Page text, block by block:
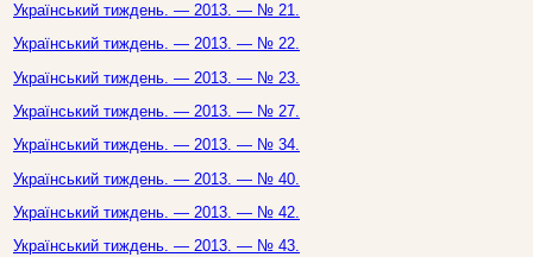
Український тиждень. — 2013. — № 21.
Український тиждень. — 2013. — № 22.
Український тиждень. — 2013. — № 23.
Український тиждень. — 2013. — № 27.
Український тиждень. — 2013. — № 34.
Український тиждень. — 2013. — № 40.
Український тиждень. — 2013. — № 42.
Український тиждень. — 2013. — № 43.